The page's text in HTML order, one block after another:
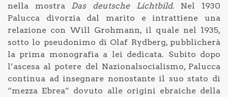
nella mostra Das deutsche Lichtbild. Nel 1930
Palucca divorzia dal marito e intrattiene una
relazione con Will Grohmann, il quale nel 1935,
sotto lo pseudonimo di Olaf Rydberg, pubblicherà
la prima monografia a lei dedicata. Subito dopo
l’ascesa al potere del Nazionalsocialismo, Palucca
continua ad insegnare nonostante il suo stato di
“mezza Ebrea” dovuto alle origini ebraiche della